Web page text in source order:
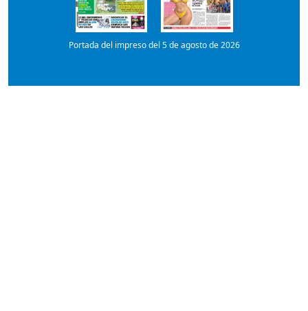
Portada del impreso del 5 de agosto de 2026